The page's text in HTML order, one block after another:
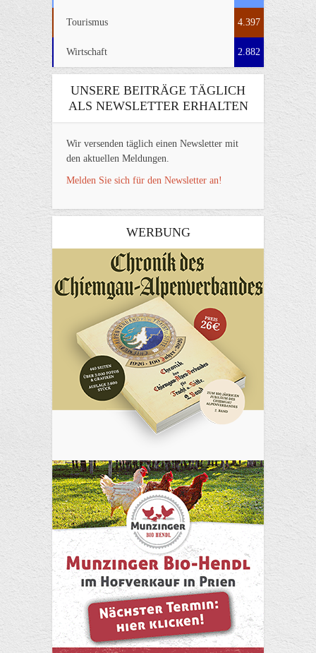
Tourismus 4.397
Wirtschaft 2.882
UNSERE BEITRÄGE TÄGLICH
ALS NEWSLETTER ERHALTEN
Wir versenden täglich einen Newsletter mit
den aktuellen Meldungen.
Melden Sie sich für den Newsletter an!
WERBUNG